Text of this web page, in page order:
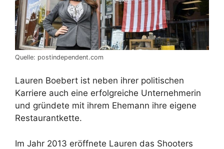
Quelle: postindependent.com
Lauren Boebert ist neben ihrer politischen
Karriere auch eine erfolgreiche Unternehmerin
und gründete mit ihrem Ehemann ihre eigene
Restaurantkette.
Im Jahr 2013 eröffnete Lauren das Shooters